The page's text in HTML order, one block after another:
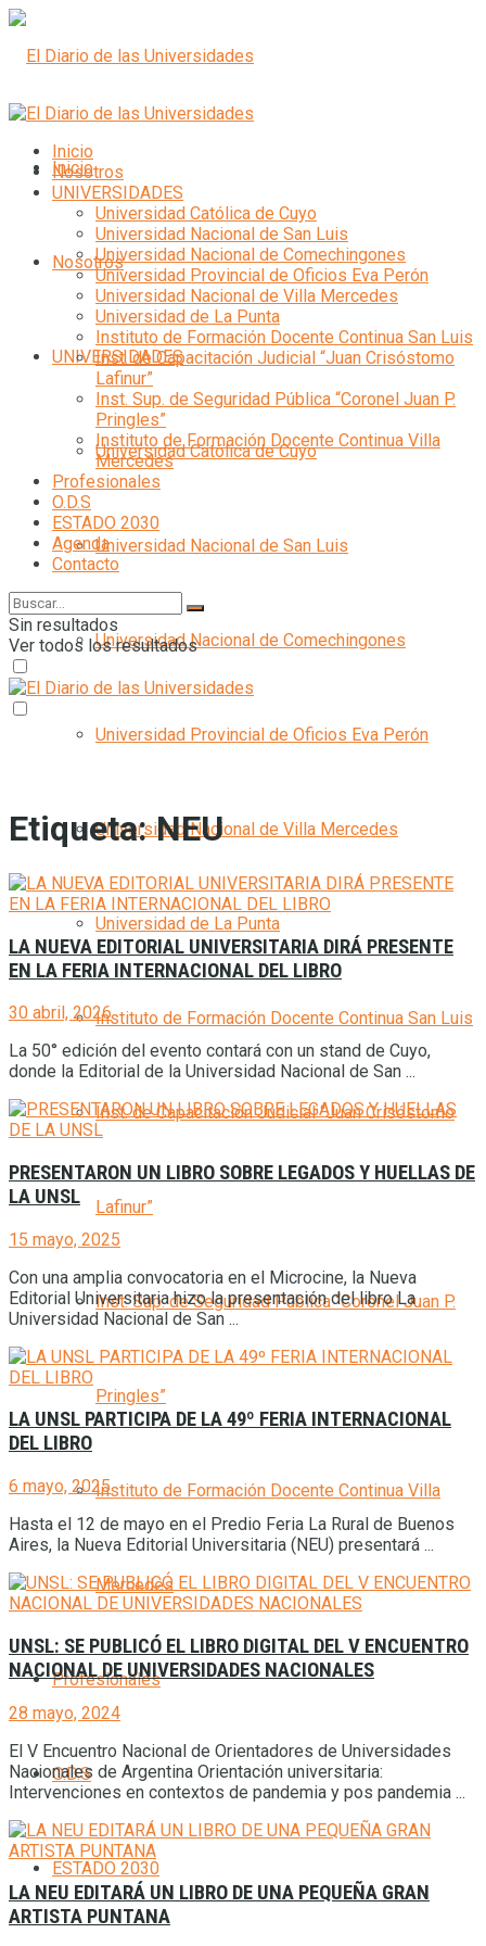
Inicio
Nosotros
UNIVERSIDADES
Universidad Católica de Cuyo
Universidad Nacional de San Luis
Universidad Nacional de Comechingones
Universidad Provincial de Oficios Eva Perón
Universidad Nacional de Villa Mercedes
Universidad de La Punta
Instituto de Formación Docente Continua San Luis
Inst. de Capacitación Judicial “Juan Crisóstomo
Lafinur”
Inst. Sup. de Seguridad Pública “Coronel Juan P.
Pringles”
Instituto de Formación Docente Continua Villa
Mercedes
Profesionales
O.D.S
ESTADO 2030
Inicio
Nosotros
UNIVERSIDADES
Universidad Católica de Cuyo
Universidad Nacional de San Luis
Universidad Nacional de Comechingones
Universidad Provincial de Oficios Eva Perón
Universidad Nacional de Villa Mercedes
Universidad de La Punta
Instituto de Formación Docente Continua San Luis
Inst. de Capacitación Judicial “Juan Crisóstomo
Lafinur”
Inst. Sup. de Seguridad Pública “Coronel Juan P.
Pringles”
Instituto de Formación Docente Continua Villa
Mercedes
Profesionales
O.D.S
ESTADO 2030
Agenda
Contacto
Sin resultados
Ver todos los resultados
Etiqueta:NEU
LA NUEVA EDITORIAL UNIVERSITARIA DIRÁ PRESENTE
EN LA FERIA INTERNACIONAL DEL LIBRO
30 abril, 2026
La 50° edición del evento contará con un stand de Cuyo,
donde la Editorial de la Universidad Nacional de San ...
PRESENTARON UN LIBRO SOBRE LEGADOS Y HUELLAS DE
LA UNSL
15 mayo, 2025
Con una amplia convocatoria en el Microcine, la Nueva
Editorial Universitaria hizo la presentación del libro La
Universidad Nacional de San ...
LA UNSL PARTICIPA DE LA 49º FERIA INTERNACIONAL
DEL LIBRO
6 mayo, 2025
Hasta el 12 de mayo en el Predio Feria La Rural de Buenos
Aires, la Nueva Editorial Universitaria (NEU) presentará ...
UNSL: SE PUBLICÓ EL LIBRO DIGITAL DEL V ENCUENTRO
NACIONAL DE UNIVERSIDADES NACIONALES
28 mayo, 2024
El V Encuentro Nacional de Orientadores de Universidades
Nacionales de Argentina Orientación universitaria:
Intervenciones en contextos de pandemia y pos pandemia ...
LA NEU EDITARÁ UN LIBRO DE UNA PEQUEÑA GRAN
ARTISTA PUNTANA